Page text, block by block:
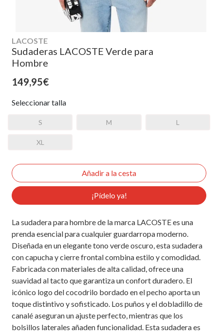
LACOSTE
Sudaderas LACOSTE Verde para
Hombre
149,95€
Seleccionar talla
S M L
XL
¡Pídelo ya!
La sudadera para hombre de la marca LACOSTE es una
prenda esencial para cualquier guardarropa moderno.
Diseñada en un elegante tono verde oscuro, esta sudadera
con capucha y cierre frontal combina estilo y comodidad.
Fabricada con materiales de alta calidad, ofrece una
suavidad al tacto que garantiza un confort duradero. El
icónico logo del cocodrilo bordado en el pecho aporta un
toque distintivo y sofisticado. Los puños y el dobladillo de
canalé aseguran un ajuste perfecto, mientras que los
bolsillos laterales añaden funcionalidad. Esta sudadera es